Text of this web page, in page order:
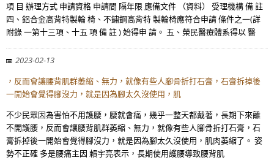
項 目 辦理方式 申請資格 申請間 隔年限 應備文件 （資料） 受理機構 備 註
四、鋁合金高背特製輪 椅、不鏽鋼高背特 製輪椅應符合申請 條件之一(詳
附錄 一第十三項、十五 項 備 註 ) 始得申 請。 五、榮民醫療體系得以 醫
2023-02-13
，反而會讓腰背肌群萎縮、無力，就像有些人腳骨折打石膏，石膏拆掉後
一開始會覺得腳沒力，就是因為腳太久沒使用，肌
不少民眾因為害怕不用護腰，腰就會痛，幾乎一整天都戴著，長期下來離
不開護腰，反而會讓腰背肌群萎縮、無力，就像有些人腳骨折打石膏，石
膏拆掉後一開始會覺得腳沒力，就是因為腳太久沒使用，肌肉萎縮了。 姿
勢不正確 多是腰痛主因 賴宇亮表示，長期使用護腰導致腰背肌